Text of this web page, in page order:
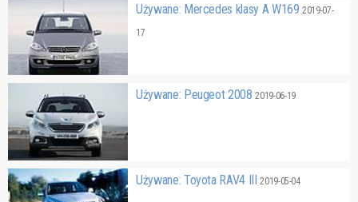
Używane: Mercedes klasy A W1692019-07-
17
Używane: Peugeot 20082019-06-19
Używane: Toyota RAV4 III2019-05-04